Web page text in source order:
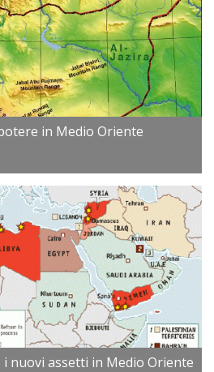
in Medio Oriente
nuovi assetti in Medio Oriente